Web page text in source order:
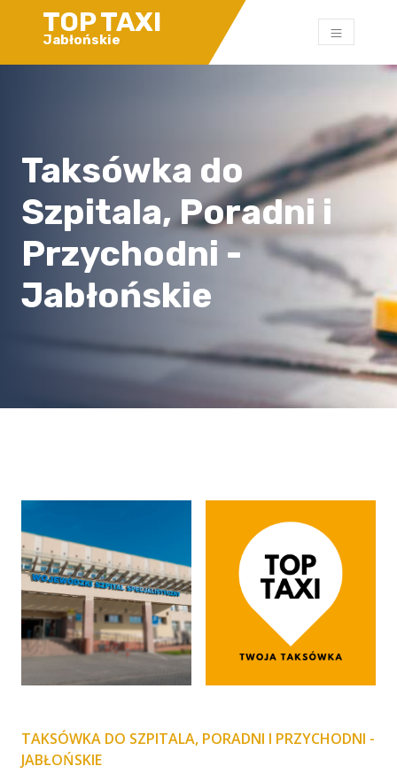
TOP TAXI
Jabłońskie
Taksówka do
Szpitala, Poradni i
Przychodni -
Jabłońskie
TAKSÓWKA DO SZPITALA, PORADNI I PRZYCHODNI -
JABŁOŃSKIE